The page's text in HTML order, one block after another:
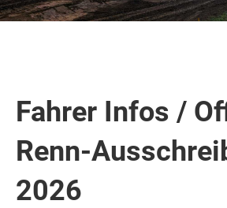
Fahrer Infos /
Renn-
2026